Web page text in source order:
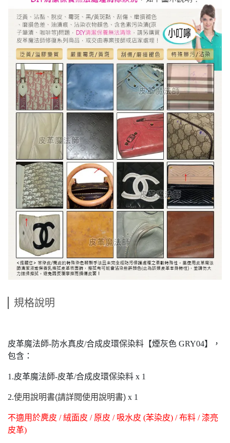
規格說明
皮革魔法師-防水真皮/合成皮環保染料【煙灰色 GRY04】，
包含：
1.皮革魔法師-皮革/合成皮環保染料 x 1
2.使用說明書(請詳閱使用說明書) x 1
不適用於麂皮 / 絨面皮 / 原皮 / 吸水皮 (苯染皮) / 布料 / 漆亮
皮革)